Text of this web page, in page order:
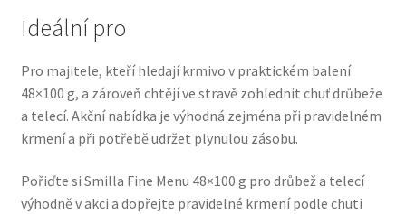
Veterinární dieta pro psy
Vodítka a obojky
Wolf of Wilderness
Ideální pro
Pro majitele, kteří hledají krmivo v praktickém balení
48×100 g, a zároveň chtějí ve stravě zohlednit chuť drůbeže
a telecí. Akční nabídka je výhodná zejména při pravidelném
krmení a při potřebě udržet plynulou zásobu.
Pořiďte si Smilla Fine Menu 48×100 g pro drůbež a telecí
výhodně v akci a dopřejte pravidelné krmení podle chuti